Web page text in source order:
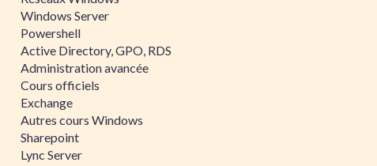
Windows Server
Powershell
Active Directory, GPO, RDS
Administration avancée
Cours officiels
Exchange
Autres cours Windows
Sharepoint
Lync Server